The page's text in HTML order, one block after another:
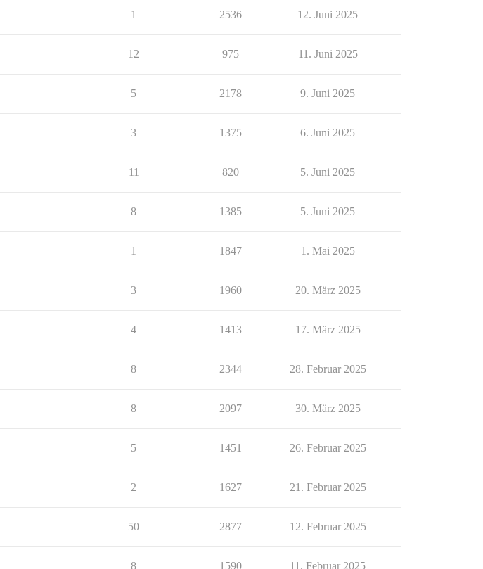
1 2536 12. Juni 2025
12 975 11. Juni 2025
5 2178 9. Juni 2025
3 1375 6. Juni 2025
11 820 5. Juni 2025
8 1385 5. Juni 2025
1 1847 1. Mai 2025
3 1960 20. März 2025
4 1413 17. März 2025
8 2344 28. Februar 2025
8 2097 30. März 2025
5 1451 26. Februar 2025
2 1627 21. Februar 2025
50 2877 12. Februar 2025
8 1590 11. Februar 2025